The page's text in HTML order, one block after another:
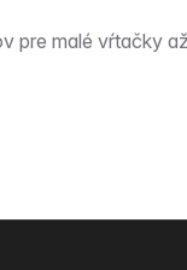
pre malé vŕtačky